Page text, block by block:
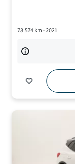
78.574km - 2021